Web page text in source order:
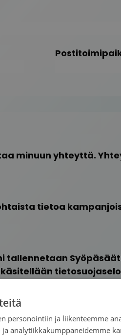
minuun yhteyttä.
tietoa
tallennetaan
mukaisesti.
personointiin ja liikenteemme
analytiikkakumppaneidemme